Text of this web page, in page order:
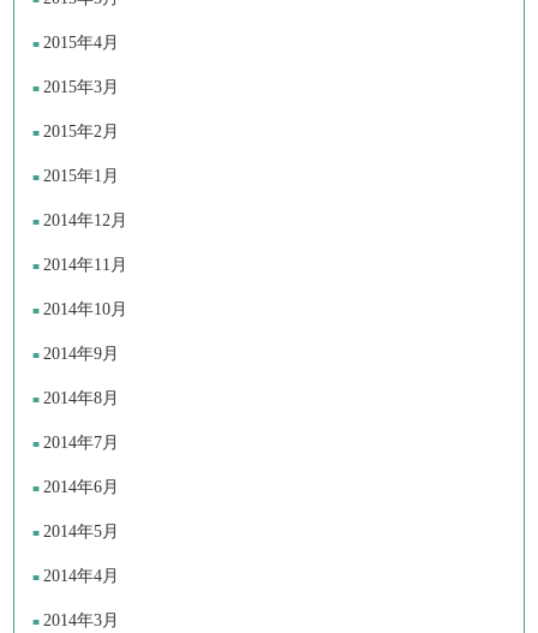
2015年4月
2015年3月
2015年2月
2015年1月
2014年12月
2014年11月
2014年10月
2014年9月
2014年8月
2014年7月
2014年6月
2014年5月
2014年4月
2014年3月